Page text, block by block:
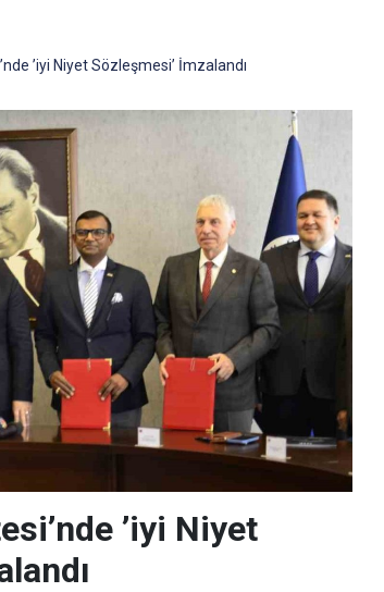
’iyi Niyet Sözleşmesi’ İmzalandı
’iyi Niyet